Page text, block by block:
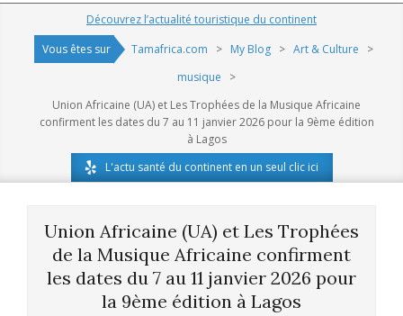
Navigation
Découvrez l’actualité touristique du continent
Vous êtes sur
Tamafrica.com > My Blog > Art & Culture
>
musique
>
Union Africaine (UA) et Les Trophées de la Musique Africaine
confirment les dates du 7 au 11 janvier 2026 pour la 9ème édition
à Lagos
L'actu santé du continent en un seul clic ici
Union Africaine (UA) et Les Trophées
de la Musique Africaine confirment
les dates du 7 au 11 janvier 2026 pour
la 9ème édition à Lagos